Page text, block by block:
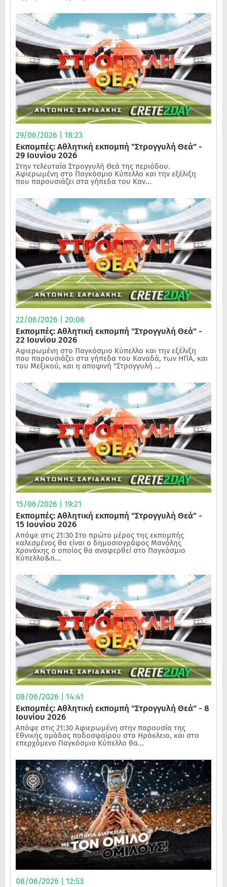
29/06/2026 | 18:23
Εκπομπές: Αθλητική εκπομπή "Στρογγυλή Θεά" -
29 Ιουνίου 2026
Στην τελευταία Στρογγυλή Θεά της περιόδου.
Αφιερωμένη στο Παγκόσμιο Κύπελλο και την εξέλιξη
που παρουσιάζει στα γήπεδα του Καν...
22/06/2026 | 20:06
Εκπομπές: Αθλητική εκπομπή "Στρογγυλή Θεά" -
22 Ιουνίου 2026
Αφιερωμένη στο Παγκόσμιο Κύπελλο και την εξέλιξη
που παρουσιάζει στα γήπεδα του Καναδά, των ΗΠΑ, και
του Μεξικού, και η αποψινή "Στρογγυλή ...
15/06/2026 | 19:21
Εκπομπές: Αθλητική εκπομπή "Στρογγυλή Θεά" -
15 Ιουνίου 2026
Απόψε στις 21:30 Στο πρώτο μέρος της εκπομπής
καλεσμένος θα είναι ο δημοσιογράφος Μανόλης
Χρονάκης ο οποίος θα αναφερθεί στο Παγκόσμιο
Κύπελλο&n...
08/06/2026 | 14:41
Εκπομπές: Αθλητική εκπομπή "Στρογγυλή Θεά" - 8
Ιουνίου 2026
Απόψε στις 21:30 Αφιερωμένη στην παρουσία της
Εθνικής ομάδας ποδοσφαίρου στο Ηράκλειο, και στο
επερχόμενο Παγκόσμιο Κύπελλο θα...
08/06/2026 | 12:53